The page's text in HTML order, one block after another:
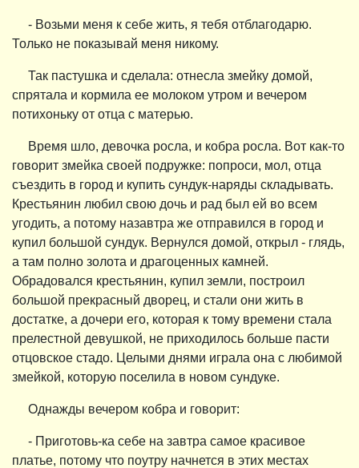
- Возьми меня к себе жить, я тебя отблагодарю.
Только не показывай меня никому.
Так пастушка и сделала: отнесла змейку домой,
спрятала и кормила ее молоком утром и вечером
потихоньку от отца с матерью.
Время шло, девочка росла, и кобра росла. Вот как-то
говорит змейка своей подружке: попроси, мол, отца
съездить в город и купить сундук-наряды складывать.
Крестьянин любил свою дочь и рад был ей во всем
угодить, а потому назавтра же отправился в город и
купил большой сундук. Вернулся домой, открыл - глядь,
а там полно золота и драгоценных камней.
Обрадовался крестьянин, купил земли, построил
большой прекрасный дворец, и стали они жить в
достатке, а дочери его, которая к тому времени стала
прелестной девушкой, не приходилось больше пасти
отцовское стадо. Целыми днями играла она с любимой
змейкой, которую поселила в новом сундуке.
Однажды вечером кобра и говорит:
- Приготовь-ка себе на завтра самое красивое
платье, потому что поутру начнется в этих местах